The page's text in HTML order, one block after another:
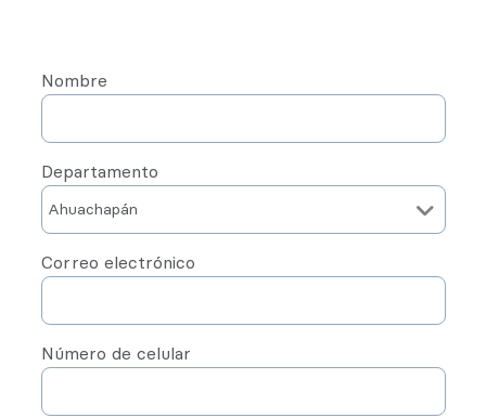
Nombre
Departamento
Correo electrónico
Número de celular